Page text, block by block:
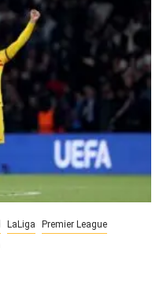
LaLiga Premier League